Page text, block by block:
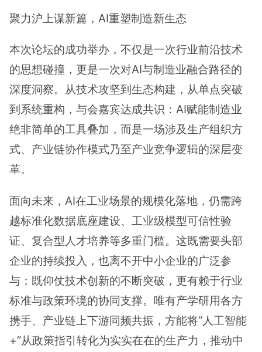
聚力沪上谋新篇，AI重塑制造新生态
本次论坛的成功举办，不仅是一次行业前沿技术
的思想碰撞，更是一次对AI与制造业融合路径的
深度洞察。从技术攻坚到生态构建，从单点突破
到系统重构，与会嘉宾达成共识：AI赋能制造业
绝非简单的工具叠加，而是一场涉及生产组织方
式、产业链协作模式乃至产业竞争逻辑的深层变
革。
面向未来，AI在工业场景的规模化落地，仍需跨
越标准化数据底座建设、工业级模型可信性验
证、复合型人才培养等多重门槛。这既需要头部
企业的持续投入，也离不开中小企业的广泛参
与；既仰仗技术创新的不断突破，更有赖于行业
标准与政策环境的协同支撑。唯有产学研用各方
携手、产业链上下游同频共振，方能将“人工智能
+”从政策指引转化为实实在在的生产力，推动中